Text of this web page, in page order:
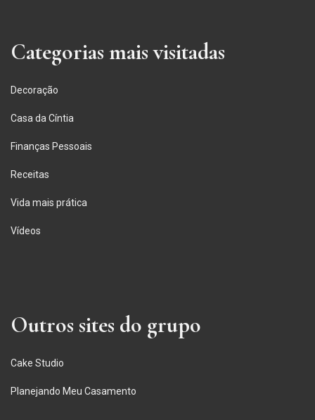
Categorias mais visitadas
Decoração
Casa da Cíntia
Finanças Pessoais
Receitas
Vida mais prática
Vídeos
Outros sites do grupo
Cake Studio
Planejando Meu Casamento